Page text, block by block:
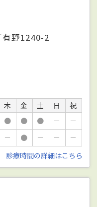
野1240-2
木 金 土 日
祝
● ● ● －
－
－ ● － －
－
診療時間の詳細はこちら